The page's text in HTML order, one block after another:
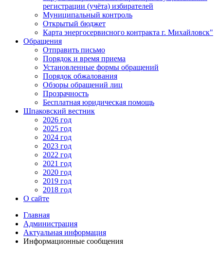
регистрации (учёта) избирателей
Муниципальный контроль
Открытый бюджет
Карта энергосервисного контракта г. Михайловск"
Обращения
Отправить письмо
Порядок и время приема
Установленные формы обращений
Порядок обжалования
Обзоры обращений лиц
Прозрачность
Бесплатная юридическая помощь
Шпаковский вестник
2026 год
2025 год
2024 год
2023 год
2022 год
2021 год
2020 год
2019 год
2018 год
О сайте
Главная
Администрация
Актуальная информация
Информационные сообщения